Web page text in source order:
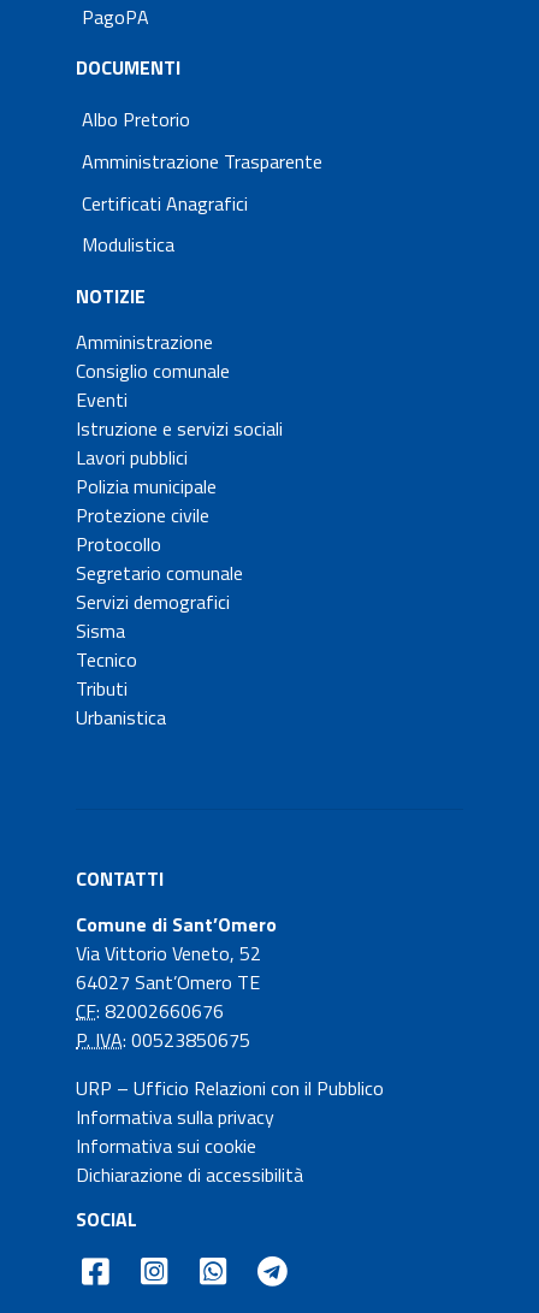
PagoPA
DOCUMENTI
Albo Pretorio
Amministrazione Trasparente
Certificati Anagrafici
Modulistica
NOTIZIE
Amministrazione
Consiglio comunale
Eventi
Istruzione e servizi sociali
Lavori pubblici
Polizia municipale
Protezione civile
Protocollo
Segretario comunale
Servizi demografici
Sisma
Tecnico
Tributi
Urbanistica
CONTATTI
Comune di Sant’Omero
Via Vittorio Veneto, 52
64027 Sant’Omero TE
CF: 82002660676
P. IVA: 00523850675
URP – Ufficio Relazioni con il Pubblico
Informativa sulla privacy
Informativa sui cookie
Dichiarazione di accessibilità
SOCIAL